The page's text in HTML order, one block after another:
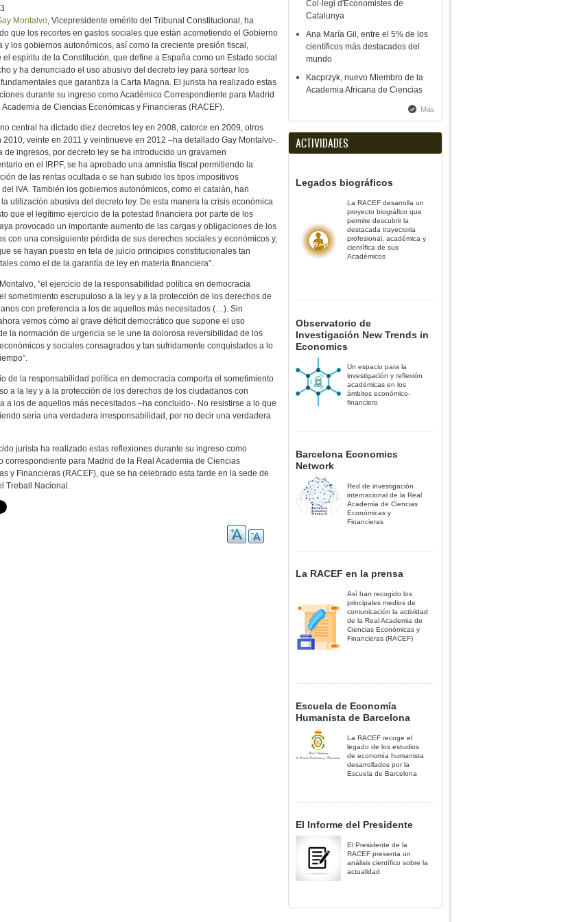
Montalvo , Vicepresidente emérito del Tribunal Constitucional, ha
que los recortes en gastos sociales que están acometiendo el Gobierno
y los gobiernos autonómicos, así como la creciente presión fiscal,
el espíritu de la Constitución, que define a España como un Estado social
y ha denunciado el uso abusivo del decreto ley para sortear los
que garantiza la Carta Magna. El jurista ha realizado estas
durante su ingreso como Académico Correspondiente para Madrid
de Ciencias Económicas y Financieras (RACEF).
central ha dictado diez decretos ley en 2008, catorce en 2009, otros
2010, veinte en 2011 y veintinueve en 2012 –ha detallado Gay Montalvo-.
de ingresos, por decreto ley se ha introducido un gravamen
en el IRPF, se ha aprobado una amnistía fiscal permitiendo la
de las rentas ocultada o se han subido los tipos impositivos
IVA. También los gobiernos autonómicos, como el catalán, han
utilización abusiva del decreto ley. De esta manera la crisis económica
que el legítimo ejercicio de la potestad financiera por parte de los
provocado un importante aumento de las cargas y obligaciones de los
con una consiguiente pérdida de sus derechos sociales y económicos y,
se hayan puesto en tela de juicio principios constitucionales tan
como el de la garantía de ley en materia financiera”.
“el ejercicio de la responsabilidad política en democracia
sometimiento escrupuloso a la ley y a la protección de los derechos de
con preferencia a los de aquellos más necesitados (…). Sin
vemos cómo al grave déficit democrático que supone el uso
la normación de urgencia se le une la dolorosa reversibilidad de los
y sociales consagrados y tan sufridamente conquistados a lo
de la responsabilidad política en democracia comporta el sometimiento
a la ley y a la protección de los derechos de los ciudadanos con
a los de aquellos más necesitados –ha concluido-. No resistirse a lo que
sería una verdadera irresponsabilidad, por no decir una verdadera
jurista ha realizado estas reflexiones durante su ingreso como
correspondiente para Madrid de la Real Academia de Ciencias
y Financieras (RACEF), que se ha celebrado esta tarde en la sede de
Treball Nacional.
Col·legi d'Economistes de
Catalunya
Ana María Gil, entre el 5% de los
científicos más destacados del
mundo
Kacprzyk, nuevo Miembro de la
Academia Africana de Ciencias
Más
ACTIVIDADES
Legados biográficos
La RACEF desarrolla un
proyecto biográfico que
permite descubrir la
destacada trayectoria
profesional, académica y
científica de sus
Académicos
Observatorio de
Investigación New Trends in
Economics
Un espacio para la
investigación y reflexión
académicas en los
ámbitos económico-
financiero
Barcelona Economics
Network
Red de investigación
internacional de la Real
Academia de Ciencias
Económicas y
Financieras
La RACEF en la prensa
Así han recogido los
principales medios de
comunicación la actividad
de la Real Academia de
Ciencias Económicas y
Financieras (RACEF)
Escuela de Economía
Humanista de Barcelona
La RACEF recoge el
legado de los estudios
de economía humanista
desarrollados por la
Escuela de Barcelona
El Informe del Presidente
El Presidente de la
RACEF presenta un
análisis científico sobre la
actualidad